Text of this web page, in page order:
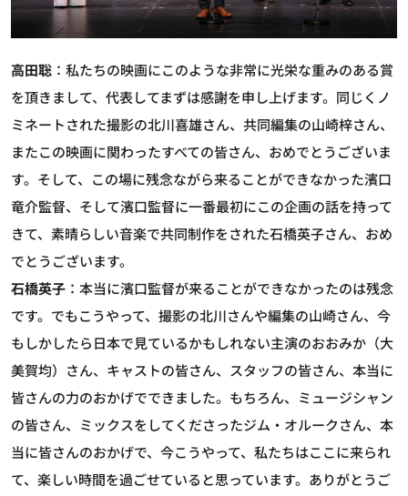
高田聡 ：私たちの映画にこのような非常に光栄な重みのある賞
を頂きまして、代表してまずは感謝を申し上げます。同じくノ
ミネートされた撮影の北川喜雄さん、共同編集の山崎梓さん、
またこの映画に関わったすべての皆さん、おめでとうございま
す。そして、この場に残念ながら来ることができなかった濱口
竜介監督、そして濱口監督に一番最初にこの企画の話を持って
きて、素晴らしい音楽で共同制作をされた石橋英子さん、おめ
でとうございます。
石橋英子 ：本当に濱口監督が来ることができなかったのは残念
です。でもこうやって、撮影の北川さんや編集の山崎さん、今
もしかしたら日本で見ているかもしれない主演のおおみか（大
美賀均）さん、キャストの皆さん、スタッフの皆さん、本当に
皆さんの力のおかげでできました。もちろん、ミュージシャン
の皆さん、ミックスをしてくださったジム・オルークさん、本
当に皆さんのおかげで、今こうやって、私たちはここに来られ
て、楽しい時間を過ごせていると思っています。ありがとうご